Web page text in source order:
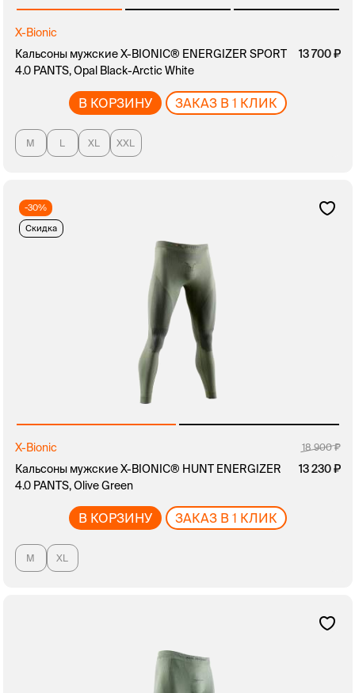
X-Bionic
Кальсоны мужские X-BIONIC® ENERGIZER SPORT
4.0 PANTS, Opal Black-Arctic White
13 700
В КОРЗИНУ ЗАКАЗ В 1 КЛИК
M L XL XXL
-30%
Скидка
X-Bionic 18 900
Кальсоны мужские X-BIONIC® HUNT ENERGIZER
4.0 PANTS, Olive Green
13 230
В КОРЗИНУ ЗАКАЗ В 1 КЛИК
M XL